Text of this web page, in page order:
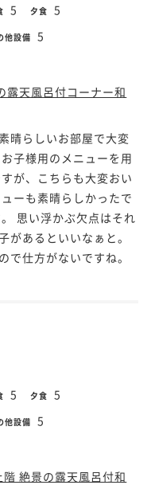
5 夕食 5
他設備 5
露天風呂付コーナー和
晴らしいお部屋で大変
子様用のメニューを用
が、こちらも大変おい
ーも素晴らしかったで
思い浮かぶ欠点はそれ
があるといいなぁと。
で仕方がないですね。
5 夕食 5
他設備 5
階 絶景の露天風呂付和